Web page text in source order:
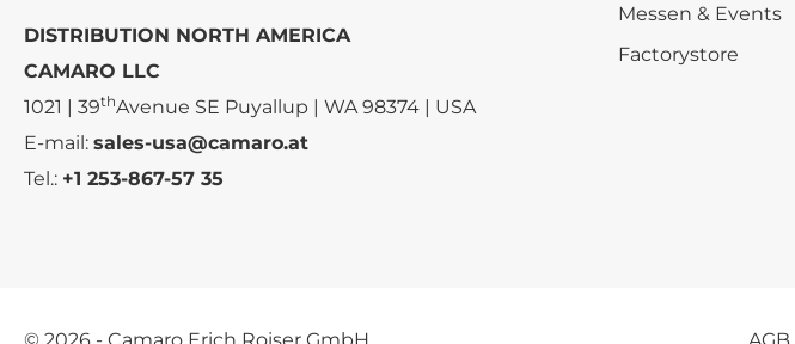
DISTRIBUTION NORTH AMERICA
CAMARO LLC
1021 | 39thAvenue SE Puyallup | WA 98374 | USA
E-mail: sales-usa@camaro.at
Tel.: +1 253-867-57 35
Messen & Events
Factorystore